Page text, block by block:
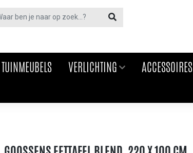
TUINMEUBELS VERLICHTING ACCESSOIRES